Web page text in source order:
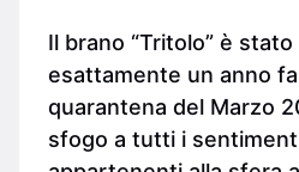
Il brano “Tritolo” è
esattamente un anno
quarantena del Marzo
sfogo a tutti i